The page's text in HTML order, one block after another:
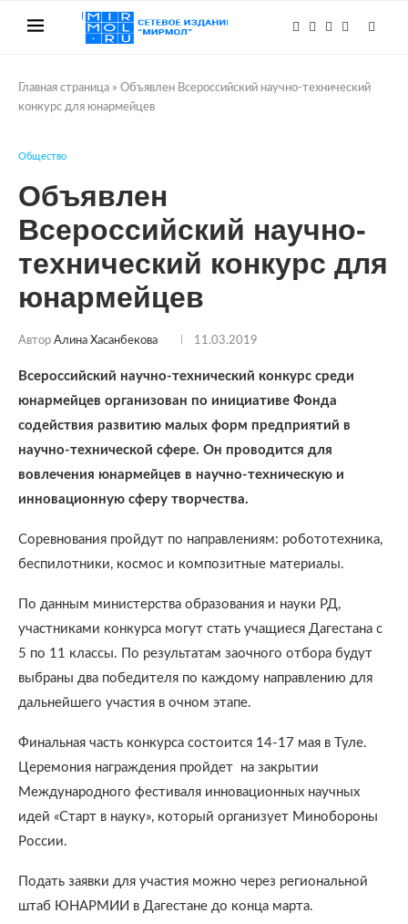
Главная страница » Объявлен Всероссийский научно-технический
конкурс для юнармейцев
Общество
Объявлен
Всероссийский научно-
технический конкурс для
юнармейцев
Автор Алина Хасанбекова 11.03.2019
Всероссийский научно-технический конкурс среди
юнармейцев организован по инициативе Фонда
содействия развитию малых форм предприятий в
научно-технической сфере. Он проводится для
вовлечения юнармейцев в научно-техническую и
инновационную сферу творчества.
Соревнования пройдут по направлениям: робототехника,
беспилотники, космос и композитные материалы.
По данным министерства образования и науки РД,
участниками конкурса могут стать учащиеся Дагестана с
5 по 11 классы. По результатам заочного отбора будут
выбраны два победителя по каждому направлению для
дальнейшего участия в очном этапе.
Финальная часть конкурса состоится 14-17 мая в Туле.
Церемония награждения пройдет на закрытии
Международного фестиваля инновационных научных
идей «Старт в науку», который организует Минобороны
России.
Подать заявки для участия можно через региональной
штаб ЮНАРМИИ в Дагестане до конца марта.